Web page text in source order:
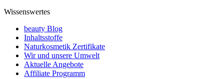
Wissenswertes
beauty Blog
Inhaltsstoffe
Naturkosmetik Zertifikate
Wir und unsere Umwelt
Aktuelle Angebote
Affiliate Programm